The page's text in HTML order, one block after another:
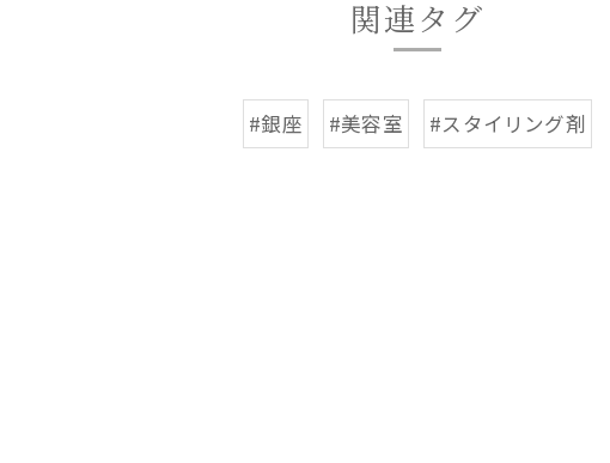
関連タグ
#銀座 #美容室 #スタイリング剤